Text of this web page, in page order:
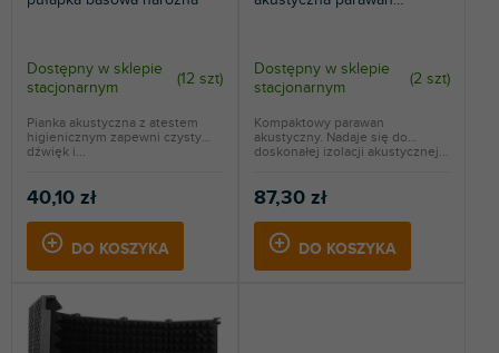
Dostępny w sklepie
stacjonarnym
(12 szt)
40,10 zł
DO KOSZYKA
Pianka akustyczna z atestem
higienicznym zapewni czysty
dźwięk i...
Dostępny w sklepie
stacjonarnym
(2 szt)
87,30 zł
DO KOSZYKA
Kompaktowy parawan
akustyczny. Nadaje się do
doskonałej izolacji akustycznej...